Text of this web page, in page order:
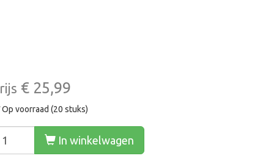
€ 25,99
Op voorraad (20 stuks)
In winkelwagen